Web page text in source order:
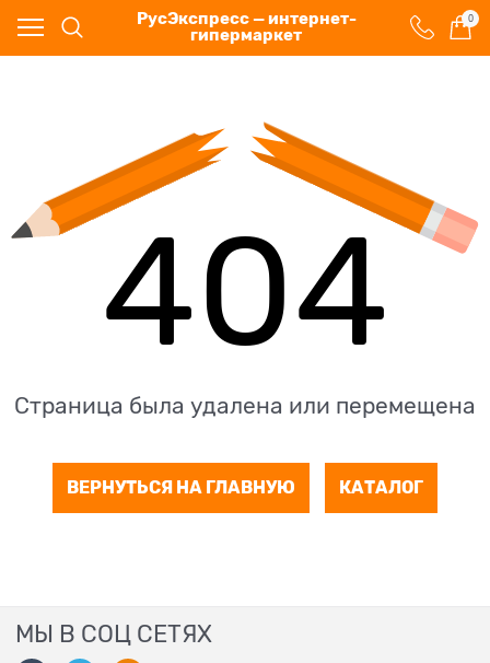
РусЭкспресс — интернет-
гипермаркет
0
404
Страница была удалена или перемещена
ВЕРНУТЬСЯ НА ГЛАВНУЮ КАТАЛОГ
МЫ В СОЦ СЕТЯХ